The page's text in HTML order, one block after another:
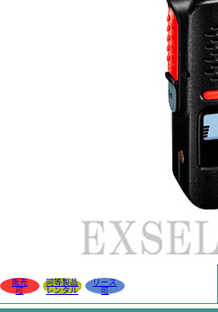
販売
可
同等製品
レンタル
リース
可